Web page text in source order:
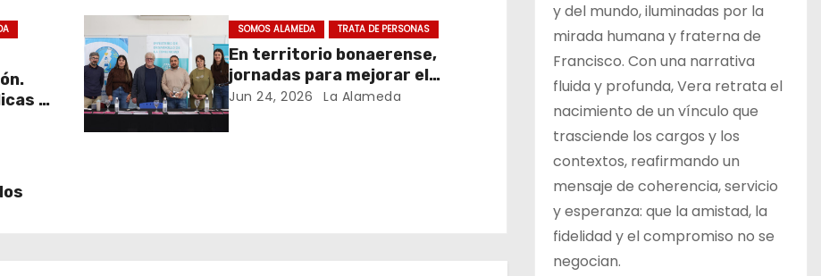
y
y el
SOMOS ALAMEDA TRATA DE PERSONAS
En territorio bonaerense,
jornadas para mejorar el
cuidado en comunidad
Jun 24, 2026 La Alameda
y del mundo, iluminadas por la
mirada humana y fraterna de
Francisco. Con una narrativa
fluida y profunda, Vera retrata el
nacimiento de un vínculo que
trasciende los cargos y los
contextos, reafirmando un
mensaje de coherencia, servicio
y esperanza: que la amistad, la
fidelidad y el compromiso no se
negocian.